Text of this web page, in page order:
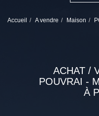
Accueil A vendre Maison
ACHAT /
POUVRAI -
À